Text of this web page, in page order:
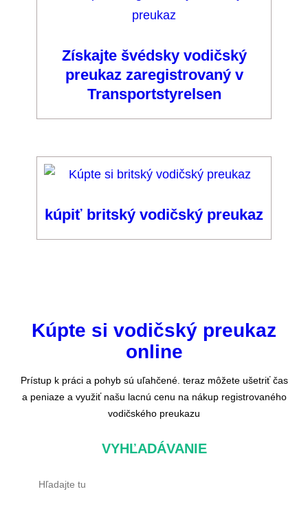
Získajte švédsky vodičský
preukaz zaregistrovaný v
Transportstyrelsen
kúpiť britský vodičský preukaz
Kúpte si vodičský preukaz
online
Prístup k práci a pohyb sú uľahčené. teraz môžete ušetriť čas
a peniaze a využiť našu lacnú cenu na nákup registrovaného
vodičského preukazu
VYHĽADÁVANIE